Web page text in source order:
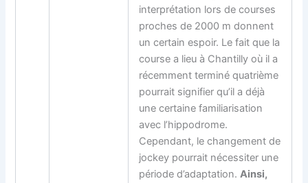
interprétation lors de courses
proches de 2000 m donnent
un certain espoir. Le fait que la
course a lieu à Chantilly où il a
récemment terminé quatrième
pourrait signifier qu’il a déjà
une certaine familiarisation
avec l’hippodrome.
Cependant, le changement de
jockey pourrait nécessiter une
période d’adaptation. Ainsi,